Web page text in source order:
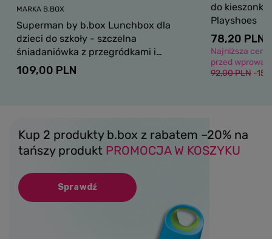
MARKA B.BOX
Superman by b.box Lunchbox dla
dzieci do szkoły - szczelna
śniadaniówka z przegródkami i
wkładem chłodzącym
109,00 PLN
do kieszonki
Playshoes
78,20 PLN
Najniższa
przed
92,00 PLN -15%
Kup 2 produkty b.box z rabatem –20% na
tańszy produkt PROMOCJA W KOSZYKU
Sprawdź